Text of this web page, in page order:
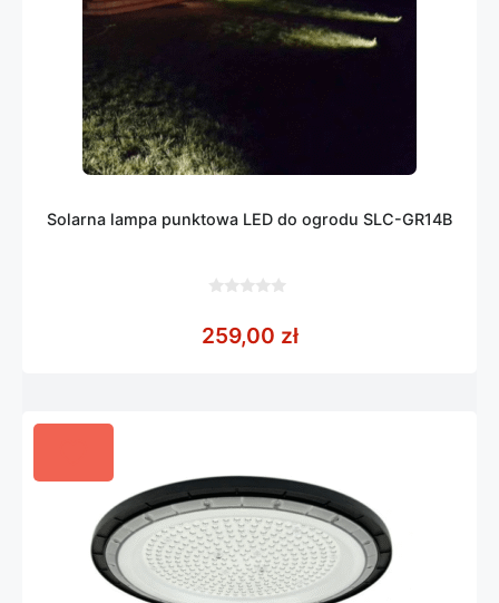
Solarna lampa punktowa LED do ogrodu SLC-GR14B
5
259,00 zł